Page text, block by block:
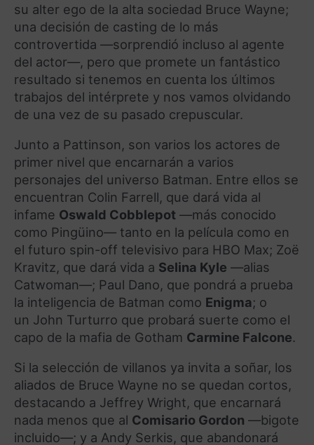
su alter ego de la alta sociedad Bruce Wayne;
una decisión de casting de lo más
controvertida —sorprendió incluso al agente
del actor—, pero que promete un fantástico
resultado si tenemos en cuenta los últimos
trabajos del intérprete y nos vamos olvidando
de una vez de su pasado crepuscular.
Junto a Pattinson, son varios los actores de
primer nivel que encarnarán a varios
personajes del universo Batman. Entre ellos se
encuentran Colin Farrell, que dará vida al
infame Oswald Cobblepot —más conocido
como Pingüino— tanto en la película como en
el futuro spin-off televisivo para HBO Max; Zoë
Kravitz, que dará vida a Selina Kyle —alias
Catwoman—; Paul Dano, que pondrá a prueba
la inteligencia de Batman como Enigma; o
un John Turturro que probará suerte como el
capo de la mafia de Gotham Carmine Falcone.
Si la selección de villanos ya invita a soñar, los
aliados de Bruce Wayne no se quedan cortos,
destacando a Jeffrey Wright, que encarnará
nada menos que al Comisario Gordon —bigote
incluido—; y a Andy Serkis, que abandonará